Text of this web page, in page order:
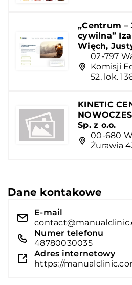
„Centrum –
cywilna”
Więch,
02-797
Komisji
52, lok.
KINETIC
Sp. z o.o.
00-680
Żurawia
Dane kontakowe
E-mail
Numer telefonu
48780030035
Adres internetowy
https://